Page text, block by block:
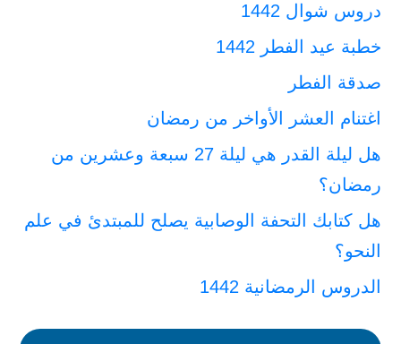
دروس شوال 1442
خطبة عيد الفطر 1442
صدقة الفطر
اغتنام العشر الأواخر من رمضان
هل ليلة القدر هي ليلة 27 سبعة وعشرين من
رمضان؟
هل كتابك التحفة الوصابية يصلح للمبتدئ في علم
النحو؟
الدروس الرمضانية 1442